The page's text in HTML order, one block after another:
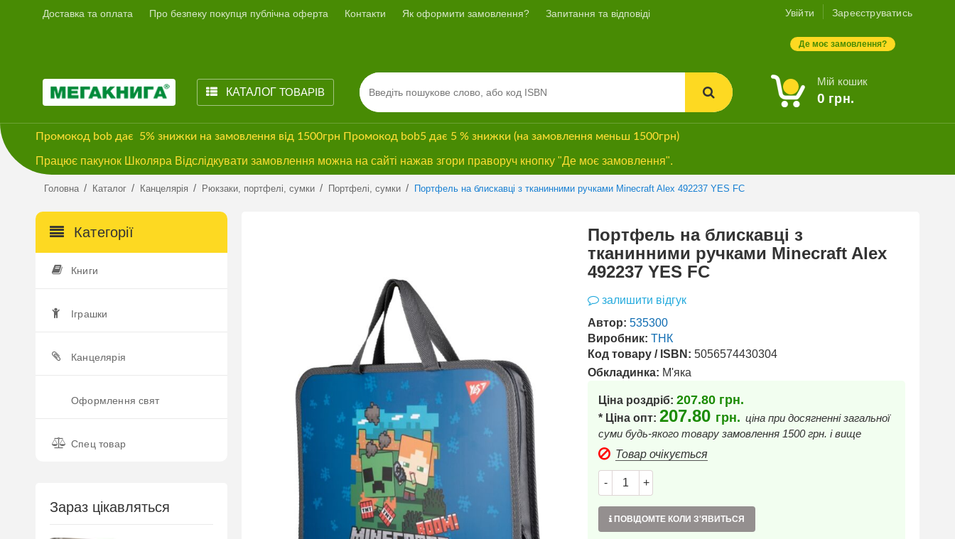
Доставка та оплата Про безпеку покупця публічна оферта Контакти Як оформити замовлення? Запитання та відповіді Увійти Зареєструватись
Де моє замовлення?
КАТАЛОГТОВАРІВ
Мій кошик
0 грн.
Промокод bob дає 5% знижки на замовлення від 1500грн Промокод bob5 дає 5 % знижки (на замовлення меньш 1500грн)
Працює пакунок Школяра Відслідкувати замовлення можна на сайті нажав згори праворуч кнопку "Де моє замовлення".
Головна / Каталог / Канцелярія / Рюкзаки, портфелі, сумки / Портфелі, сумки / Портфель на блискавці з тканинними ручками Minecraft Alex 492237 YES FC
Категорії
Книги
Іграшки
Канцелярія
Оформлення свят
Спец товар
Зараз цікавляться
Портфель на блискавці з
тканинними ручками Minecraft Alex
492237 YES FC
залишити відгук
Автор: 535300
Виробник: ТНК
Код товару / ISBN: 5056574430304
Обкладинка: М'яка
Ціна роздріб: 207.80 грн.
* Ціна опт: 207.80 грн. ціна при досягненні загальної
суми будь-якого товару замовлення 1500 грн. і вище
Товар очікується
- +
ПОВІДОМТЕ КОЛИ З'ЯВИТЬСЯ